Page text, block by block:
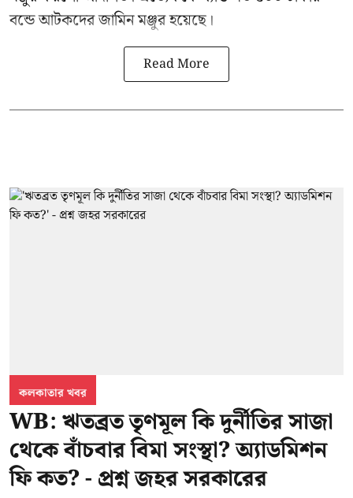
বন্ডে আটকদের জামিন মঞ্জুর হয়েছে।
Read More
কলকাতার খবর
WB: ঋতব্রত তৃণমূল কি দুর্নীতির সাজা
থেকে বাঁচবার বিমা সংস্থা? অ্যাডমিশন
ফি কত? - প্রশ্ন জহর সরকারের